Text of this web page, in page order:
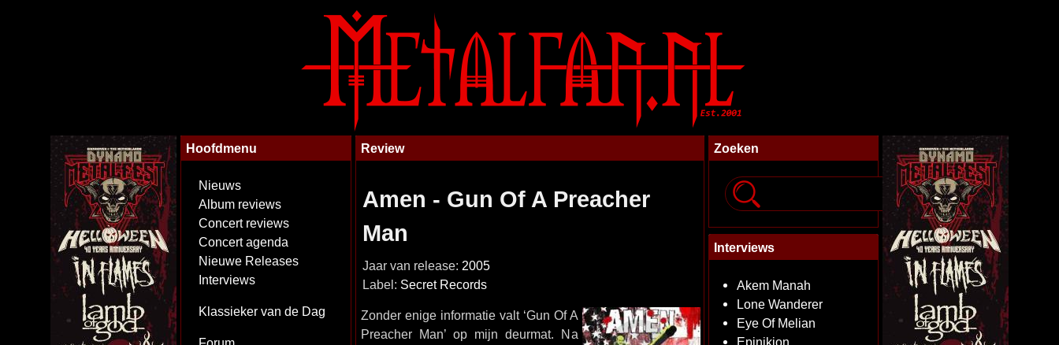
Hoofdmenu
Nieuws
Album reviews
Concert reviews
Concert agenda
Nieuwe Releases
Interviews
Klassieker van de Dag
Review
Amen - Gun Of A Preacher
Man
Jaar van release: 2005
Label: Secret Records
Zonder enige informatie valt ‘Gun Of A
Preacher Man’ op mijn deurmat. Na
Zoeken
Interviews
Akem Manah
Lone Wanderer
Eye Of Melian
Epinikion